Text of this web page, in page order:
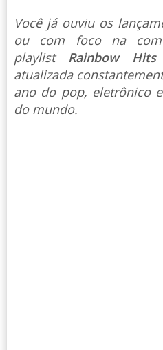
Você já ouviu os
ou com foco na
playlist Rainbow
atualizada
ano do pop, eletrônico
do mundo.